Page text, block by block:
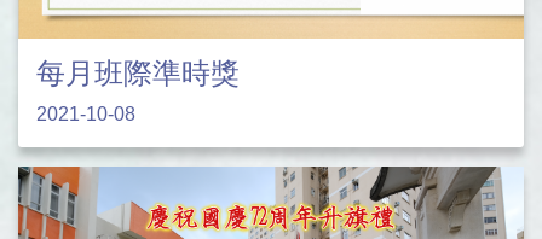
每月班際準時獎
2021-10-08